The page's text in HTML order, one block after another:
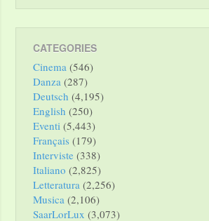
CATEGORIES
Cinema (546)
Danza (287)
Deutsch (4,195)
English (250)
Eventi (5,443)
Français (179)
Interviste (338)
Italiano (2,825)
Letteratura (2,256)
Musica (2,106)
SaarLorLux (3,073)